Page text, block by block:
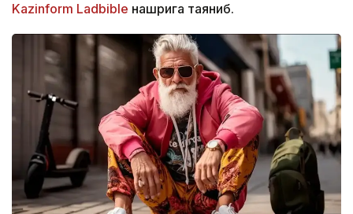
Kazinform Ladbible нашрига таяниб.